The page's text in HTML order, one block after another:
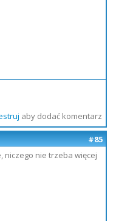
aby dodać komentarz
#85
niczego nie trzeba więcej